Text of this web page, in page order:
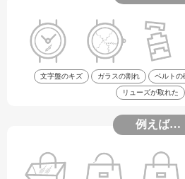
文字盤のキズ ガラスの割れ ベルトの
リューズが取れた
例えば…